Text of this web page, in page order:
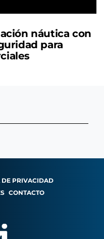
náutica con
para
DE PRIVACIDAD
CONTACTO